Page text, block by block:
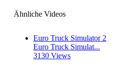
Ähnliche Videos
Euro Truck Simulator 2
Euro Truck Simulat...
3130 Views